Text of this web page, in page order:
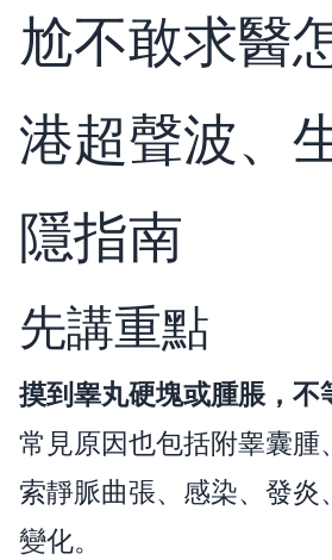
尬不敢求醫
港超聲波、
隱指南
先講重點
摸到睾丸硬塊或腫脹，不
常見原因也包括附睾囊腫
索靜脈曲張、感染、發炎
變化。